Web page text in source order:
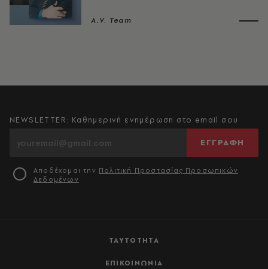
A.V. Team
ΤΑΥΤΟΤΗΤΑ
ΕΠΙΚΟΙΝΩΝΙΑ
NEWSLETTER: Καθημερινή ενημέρωση στο email σου
ΕΓΓΡΑΦΗ
Αποδέχομαι την Πολιτική Προστασίας Προσωπικών
Δεδομένων